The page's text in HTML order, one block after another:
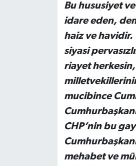
Bu hususiyet
idare eden,
haiz ve havidir.
siyasi
riayet herkesin,
mucibince
CHP’nin bu
mehabet ve